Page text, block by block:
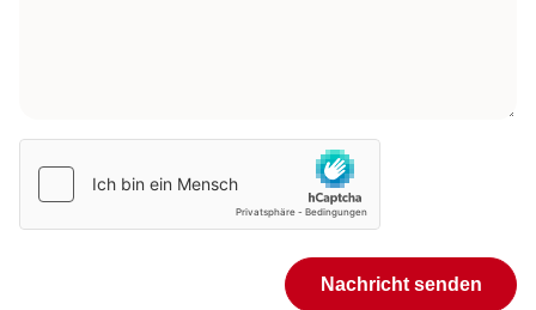
Route öffnen
Grätzl-Zentrum Mitten im
Nachricht senden